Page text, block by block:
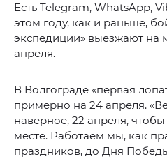
Есть Telegram, WhatsApp,
этом году, как и раньше,
экспедиции» выезжают
апреля.
В Волгограде «первая
примерно на 24 апреля.
наверное, 22 апреля,
месте. Работаем мы, как
праздников, до Дня